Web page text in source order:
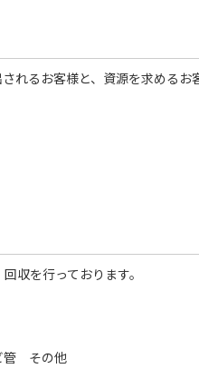
れるお客様と、資源を求めるお
収を行っております。
管 その他